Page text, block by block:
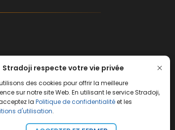
Stradoji respecte votre vie privée
des cookies pour offrir la meilleure
sur notre site Web. En utilisant le service Stradoji,
la Politique de confidentialitéet les
d'utilisation.
instruments.
to lose.
consequences that may